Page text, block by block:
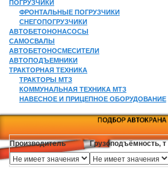
ФРОНТАЛЬНЫЕ ПОГРУЗЧИКИ
СНЕГОПОГРУЗЧИКИ
АВТОБЕТОНОНАСОСЫ
САМОСВАЛЫ
АВТОБЕТОНОСМЕСИТЕЛИ
АВТОПОДЪЕМНИКИ
ТРАКТОРНАЯ ТЕХНИКА
ТРАКТОРЫ МТЗ
КОММУНАЛЬНАЯ ТЕХНИКА МТЗ
НАВЕСНОЕ И ПРИЦЕПНОЕ ОБОРУДОВАНИЕ
Производитель Грузоподъёмность, т